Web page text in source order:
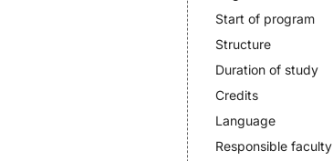
Start of program
Structure
Duration of study
Credits
Language
Responsible faculty